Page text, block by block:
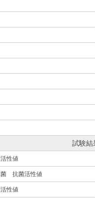
試験結
性値
菌 抗菌活性値
性値